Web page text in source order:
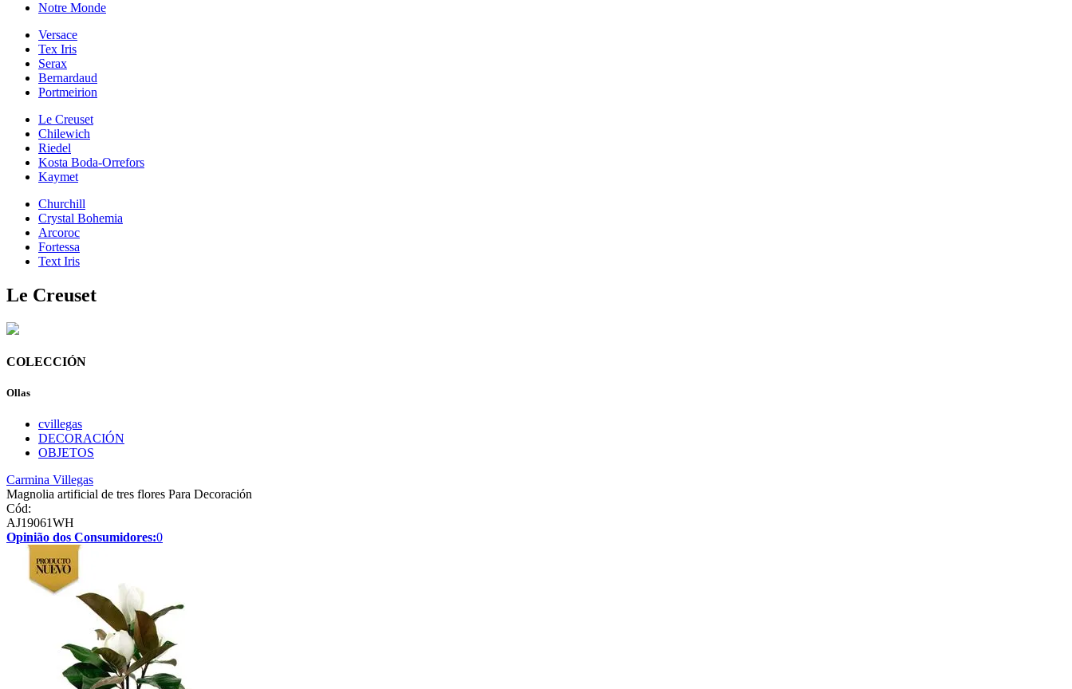
Notre Monde
Versace
Tex Iris
Serax
Bernardaud
Portmeirion
Le Creuset
Chilewich
Riedel
Kosta Boda-Orrefors
Kaymet
Churchill
Crystal Bohemia
Arcoroc
Fortessa
Text Iris
Le Creuset
COLECCIÓN
Ollas
cvillegas
DECORACIÓN
OBJETOS
Carmina Villegas
Magnolia artificial de tres flores Para Decoración
Cód:
AJ19061WH
Opinião dos Consumidores:0